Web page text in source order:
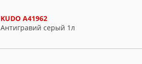
KUDO A41962
Антигравий серый 1л